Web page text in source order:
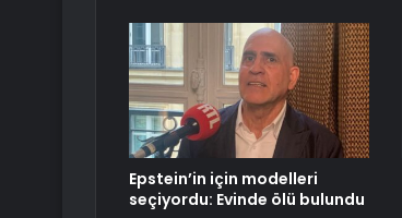
Epstein’in için modelleri
seçiyordu: Evinde ölü bulundu